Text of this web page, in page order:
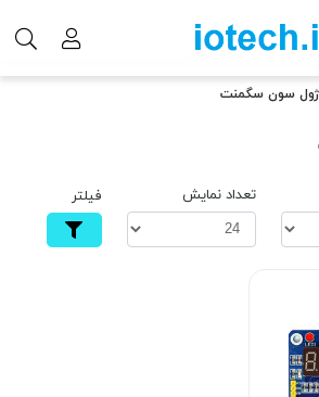
سون سگمنت
تعداد نمایش فیلتر